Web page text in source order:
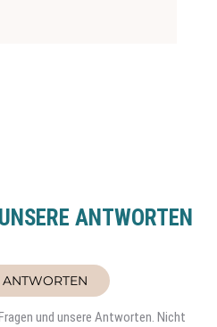
ANTWORTEN
und unsere Antworten. Nicht